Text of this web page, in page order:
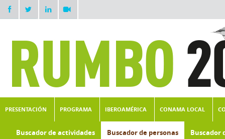
PRESENTACIÓN PROGRAMA IBEROAMÉRICA CONAMA LOCAL
Buscador de actividades Buscador de personas Buscador